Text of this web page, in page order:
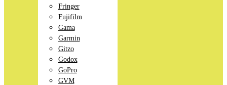
Fringer
Fujifilm
Gama
Garmin
Gitzo
Godox
GoPro
GVM